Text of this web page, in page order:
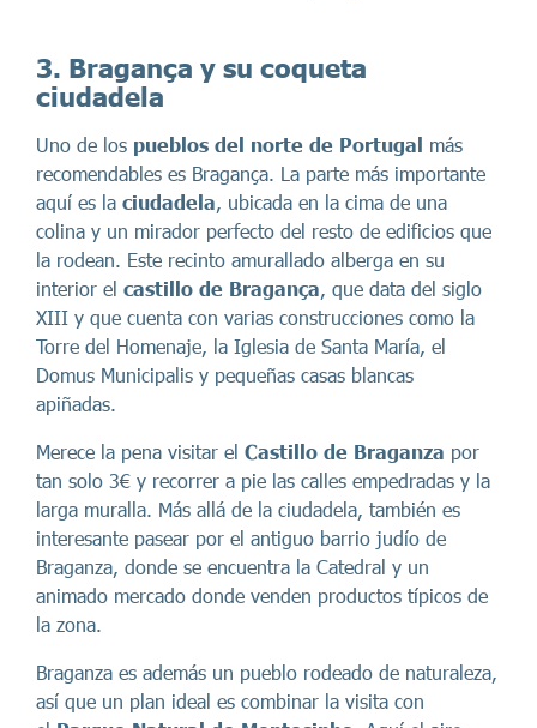
3. Bragança y su coqueta
ciudadela
Uno de los pueblos del norte de Portugal más
recomendables es Bragança. La parte más importante
aquí es la ciudadela, ubicada en la cima de una
colina y un mirador perfecto del resto de edificios que
la rodean. Este recinto amurallado alberga en su
interior el castillo de Bragança, que data del siglo
XIII y que cuenta con varias construcciones como la
Torre del Homenaje, la Iglesia de Santa María, el
Domus Municipalis y pequeñas casas blancas
apiñadas.
Merece la pena visitar el Castillo de Braganza por
tan solo 3€ y recorrer a pie las calles empedradas y la
larga muralla. Más allá de la ciudadela, también es
interesante pasear por el antiguo barrio judío de
Braganza, donde se encuentra la Catedral y un
animado mercado donde venden productos típicos de
la zona.
Braganza es además un pueblo rodeado de naturaleza,
así que un plan ideal es combinar la visita con